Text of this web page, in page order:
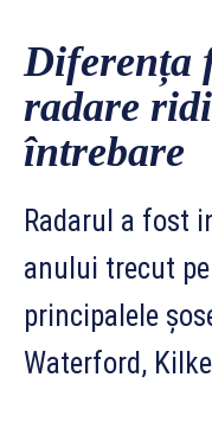
Diferența
radare
întrebare
Radarul a fost
anului trecut
principalele
Waterford,